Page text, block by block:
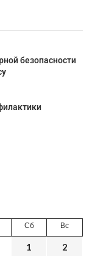
безопасности
Сб Вс
1
2